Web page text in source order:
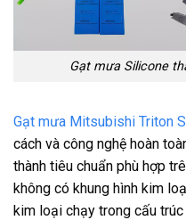
Gạt mưa Silicone
Gạt mưa Mitsubishi Triton
cách và công nghệ hoàn
thành tiêu chuẩn phù hợp
không có khung hình kim
kim loại chạy trong cấu